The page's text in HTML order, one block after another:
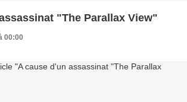
"The Parallax View"
00:00